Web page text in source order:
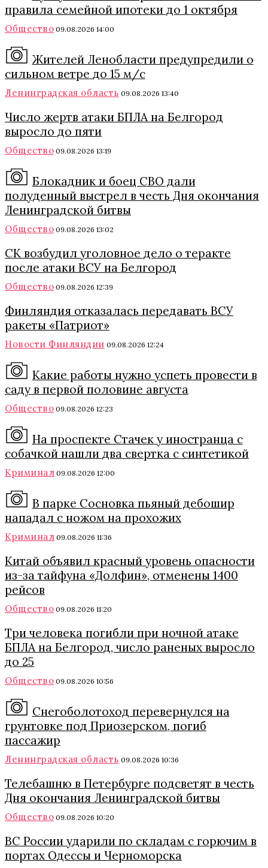
правила семейной ипотеки до 1 октября
Общество 09.08.2026 14:00
Жителей Ленобласти предупредили о
сильном ветре до 15 м/с
Ленинградская область 09.08.2026 13:40
Число жертв атаки БПЛА на Белгород
выросло до пяти
Общество 09.08.2026 13:19
Блокадник и боец СВО дали
полуденный выстрел в честь Дня окончания
Ленинградской битвы
Общество 09.08.2026 13:02
СК возбудил уголовное дело о теракте
после атаки ВСУ на Белгород
Общество 09.08.2026 12:39
Финляндия отказалась передавать ВСУ
ракеты «Патриот»
Новости Финляндии 09.08.2026 12:24
Какие работы нужно успеть провести в
саду в первой половине августа
Общество 09.08.2026 12:23
На проспекте Стачек у иностранца с
собачкой нашли два свертка с синтетикой
Криминал 09.08.2026 12:00
В парке Сосновка пьяный дебошир
нападал с ножом на прохожих
Криминал 09.08.2026 11:36
Китай объявил красный уровень опасности
из-за тайфуна «Долфин», отменены 1400
рейсов
Общество 09.08.2026 11:20
Три человека погибли при ночной атаке
БПЛА на Белгород, число раненых выросло
до 25
Общество 09.08.2026 10:56
Снегоболотоход перевернулся на
грунтовке под Приозерском, погиб
пассажир
Ленинградская область 09.08.2026 10:36
Телебашню в Петербурге подсветят в честь
Дня окончания Ленинградской битвы
Общество 09.08.2026 10:20
ВС России ударили по складам с горючим в
портах Одессы и Черноморска